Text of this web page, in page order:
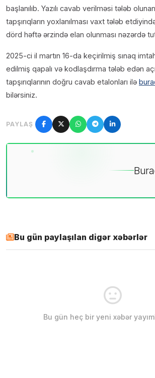
başlanılıb. Yazılı cavab verilməsi tələb
tapşırıqların yoxlanılması vaxt tələb
dörd həftə ərzində elan olunması nəzərdə
2025-ci il martın 16-da keçirilmiş sınaq
edilmiş qapalı və kodlaşdırma tələb edən
tapşırıqlarının doğru cavab etalonları ilə
bilərsiniz.
PAYLAŞ
Bu gün paylaşılan digər xəbərlər
Bu gün heç bir yeni xəbər